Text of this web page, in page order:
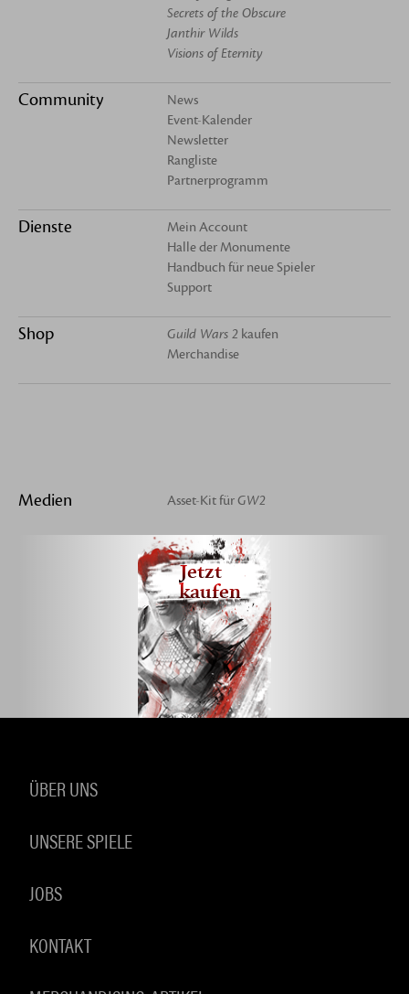
Secrets of the Obscure
Janthir Wilds
Visions of Eternity
Community
News
Event-Kalender
Newsletter
Rangliste
Partnerprogramm
Dienste
Mein Account
Halle der Monumente
Handbuch für neue Spieler
Support
Shop Guild Wars 2 kaufen
Merchandise
Medien Asset-Kit fürGW2
Jetzt
kaufen
ÜBER UNS
UNSERE SPIELE
JOBS
KONTAKT